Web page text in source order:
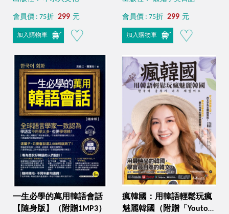
會員價 : 75折 299 元
加入購物車
會員價 : 75折 299 元
加入購物車
一生必學的萬用韓語會話
【隨身版】（附贈1MP3）
瘋韓國：用韓語輕鬆玩瘋
魅麗韓國（附贈「Youtor